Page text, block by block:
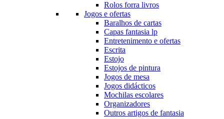
Rolos forra livros
Jogos e ofertas
Baralhos de cartas
Capas fantasia lp
Entretenimento e ofertas
Escrita
Estojo
Estojos de pintura
Jogos de mesa
Jogos didácticos
Mochilas escolares
Organizadores
Outros artigos de fantasia